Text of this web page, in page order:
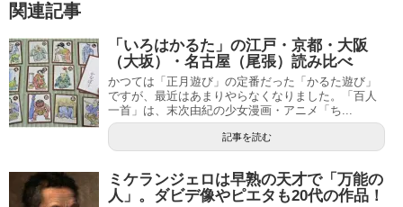
関連記事
「いろはかるた」の江戸・京都・大阪
（大坂）・名古屋（尾張）読み比べ
かつては「正月遊び」の定番だった「かるた遊び」
ですが、最近はあまりやらなくなりました。「百人
一首」は、末次由紀の少女漫画・アニメ「ち...
記事を読む
ミケランジェロは早熟の天才で「万能の
人」。ダビデ像やピエタも20代の作品！